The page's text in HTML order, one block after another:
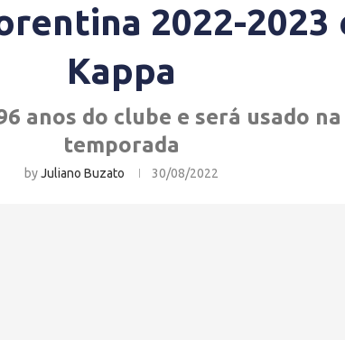
2022-
Kappa
anos do clube e será usado
temporada
byJuliano Buzato 30/08/2022